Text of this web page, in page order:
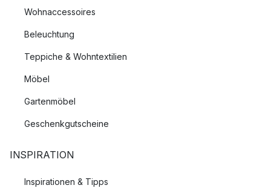
Wohnaccessoires
Beleuchtung
Teppiche & Wohntextilien
Möbel
Gartenmöbel
Geschenkgutscheine
INSPIRATION
Inspirationen & Tipps